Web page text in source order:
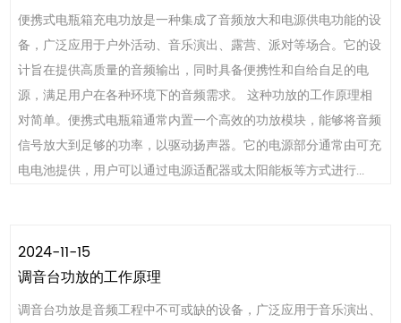
便携式电瓶箱充电功放是一种集成了音频放大和电源供电功能的设
备，广泛应用于户外活动、音乐演出、露营、派对等场合。它的设
计旨在提供高质量的音频输出，同时具备便携性和自给自足的电
源，满足用户在各种环境下的音频需求。 这种功放的工作原理相
对简单。便携式电瓶箱通常内置一个高效的功放模块，能够将音频
信号放大到足够的功率，以驱动扬声器。它的电源部分通常由可充
电电池提供，用户可以通过电源适配器或太阳能板等方式进行...
2024-11-15
调音台功放的工作原理
调音台功放是音频工程中不可或缺的设备，广泛应用于音乐演出、